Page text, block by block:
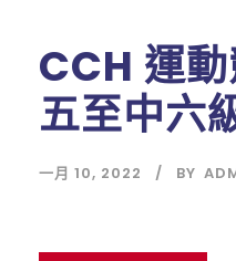
CCH 運
五至中六
一月 10, 2022 BY